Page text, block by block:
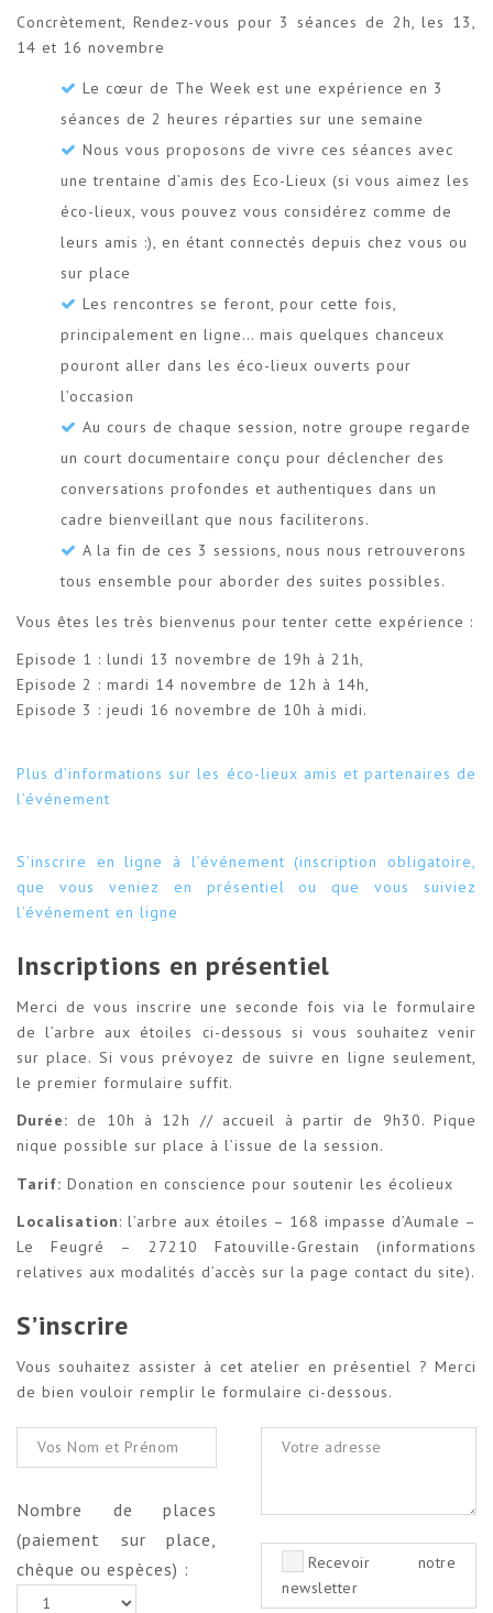
Concrètement, Rendez-vous pour 3 séances de 2h, les 13,
14 et 16 novembre
Le cœur de The Week est une expérience en 3
séances de 2 heures réparties sur une semaine
Nous vous proposons de vivre ces séances avec
une trentaine d’amis des Eco-Lieux (si vous aimez les
éco-lieux, vous pouvez vous considérez comme de
leurs amis :), en étant connectés depuis chez vous ou
sur place
Les rencontres se feront, pour cette fois,
principalement en ligne… mais quelques chanceux
pouront aller dans les éco-lieux ouverts pour
l’occasion
Au cours de chaque session, notre groupe regarde
un court documentaire conçu pour déclencher des
conversations profondes et authentiques dans un
cadre bienveillant que nous faciliterons.
A la fin de ces 3 sessions, nous nous retrouverons
tous ensemble pour aborder des suites possibles.
Vous êtes les très bienvenus pour tenter cette expérience :
Episode 1 : lundi 13 novembre de 19h à 21h,
Episode 2 : mardi 14 novembre de 12h à 14h,
Episode 3 : jeudi 16 novembre de 10h à midi.
Plus d’informations sur les éco-lieux amis et partenaires de
l’événement
S’inscrire en ligne à l’événement (inscription obligatoire,
que vous veniez en présentiel ou que vous suiviez
l’événement en ligne
Inscriptions en présentiel
Merci de vous inscrire une seconde fois via le formulaire
de l’arbre aux étoiles ci-dessous si vous souhaitez venir
sur place. Si vous prévoyez de suivre en ligne seulement,
le premier formulaire suffit.
Durée: de 10h à 12h // accueil à partir de 9h30. Pique
nique possible sur place à l’issue de la session.
Tarif: Donation en conscience pour soutenir les écolieux
Localisation: l’arbre aux étoiles – 168 impasse d’Aumale –
Le Feugré – 27210 Fatouville-Grestain (informations
relatives aux modalités d’accès sur la page contact du site).
S’inscrire
Vous souhaitez assister à cet atelier en présentiel ? Merci
de bien vouloir remplir le formulaire ci-dessous.
Nombre de places
(paiement sur place,
chèque ou espèces) :
Recevoir notre
newsletter